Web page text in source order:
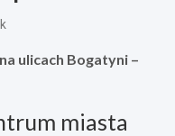
ulicach Bogatyni –
miasta